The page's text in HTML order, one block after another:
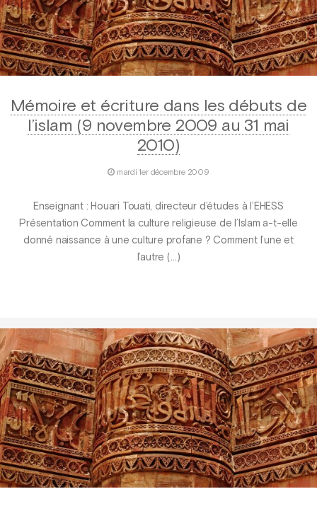
Mémoire et écriture dans les débuts de
l’islam (9 novembre 2009 au 31 mai
2010)
mardi 1er décembre 2009
Enseignant : Houari Touati, directeur d’études à l’EHESS
Présentation Comment la culture religieuse de l’Islam a-t-elle
donné naissance à une culture profane ? Comment l’une et
l’autre (…)